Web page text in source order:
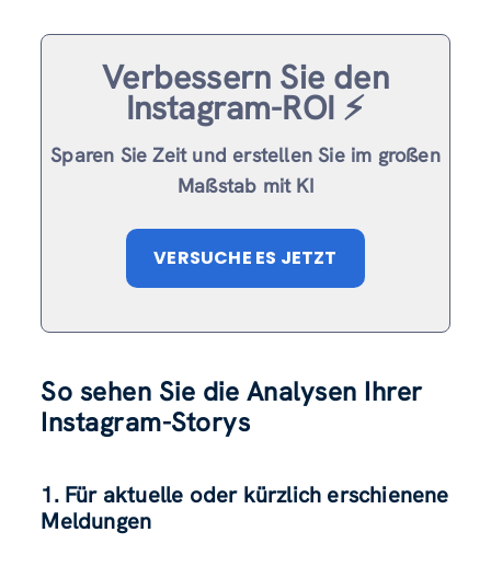
Verbessern Sie den
Instagram-ROI ⚡️
Sparen Sie Zeit und erstellen Sie im großen
Maßstab mit KI
VERSUCHE ES JETZT
So sehen Sie die Analysen Ihrer
Instagram-Storys
1. Für aktuelle oder kürzlich erschienene
Meldungen